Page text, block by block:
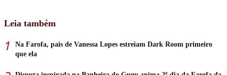
Leia também
Na Farofa, pais de Vanessa Lopes estreiam Dark Room primeiro
que ela